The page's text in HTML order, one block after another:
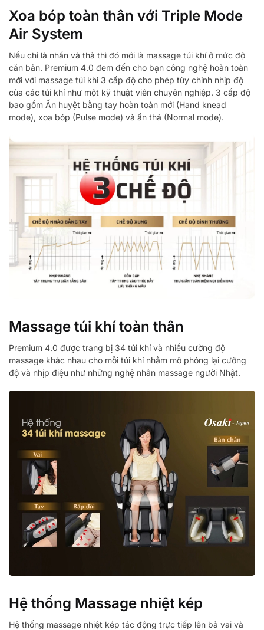
Xoa bóp toàn thân với Triple Mode
Air System
Nếu chỉ là nhấn và thả thì đó mới là massage túi khí ở mức độ
căn bản. Premium 4.0 đem đến cho bạn công nghệ hoàn toàn
mới với massage túi khi 3 cấp độ cho phép tùy chỉnh nhịp độ
của các túi khí như một kỹ thuật viên chuyên nghiệp. 3 cấp độ
bao gồm Ấn huyệt bằng tay hoàn toàn mới (Hand knead
mode), xoa bóp (Pulse mode) và ấn thả (Normal mode).
Massage túi khí toàn thân
Premium 4.0 được trang bị 34 túi khí và nhiều cường độ
massage khác nhau cho mỗi túi khí nhằm mô phỏng lại cường
độ và nhịp điệu như những nghệ nhân massage người Nhật.
Hệ thống Massage nhiệt kép
Hệ thống massage nhiệt kép tác động trực tiếp lên bả vai và